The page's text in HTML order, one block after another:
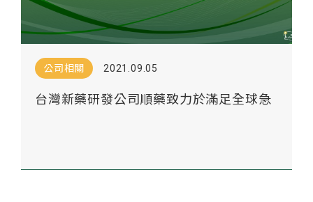
公司相關 2021.09.05
台灣新藥研發公司順藥致力於滿足全球急